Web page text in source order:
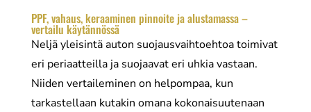
PPF, vahaus, keraaminen pinnoite ja alustamassa –
vertailu käytännössä
Neljä yleisintä auton suojausvaihtoehtoa toimivat
eri periaatteilla ja suojaavat eri uhkia vastaan.
Niiden vertaileminen on helpompaa, kun
tarkastellaan kutakin omana kokonaisuutenaan